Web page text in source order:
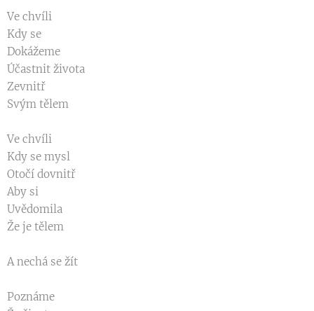
Ve chvíli
Kdy se
Dokážeme
Účastnit života
Zevnitř
Svým tělem
Ve chvíli
Kdy se mysl
Otočí dovnitř
Aby si
Uvědomila
Že je tělem
A nechá se žít
Poznáme